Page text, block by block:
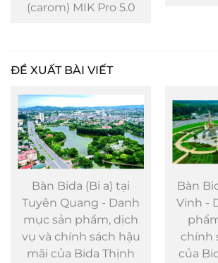
(carom) MIK Pro 5.0
ĐỀ XUẤT BÀI VIẾT
Bàn Bida (Bi a) tại
Tuyên Quang - Danh
mục sản phẩm, dịch
vụ và chính sách hậu
mãi của Bida Thịnh
Bàn
Vinh -
chính
của